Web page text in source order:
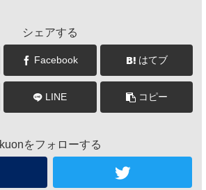
シェアする
Facebook はてブ
LINE コピー
kuonをフォローする